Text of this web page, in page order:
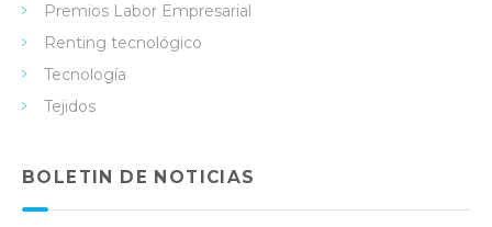
Premios Labor Empresarial
Renting tecnológico
Tecnología
Tejidos
BOLETIN DE NOTICIAS